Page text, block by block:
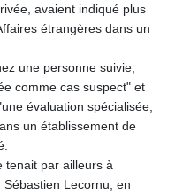
20696.181862
ILS 3.470255
INR 109.822567
IQD
1511.219527
IRR
ISK 141.80247
JEP 0.858651
avaient indiqué plus
étrangères dans un
une personne suivie,
comme cas suspect" et
évaluation spécialisée,
un établissement de
tenait par ailleurs à
Lecornu, en